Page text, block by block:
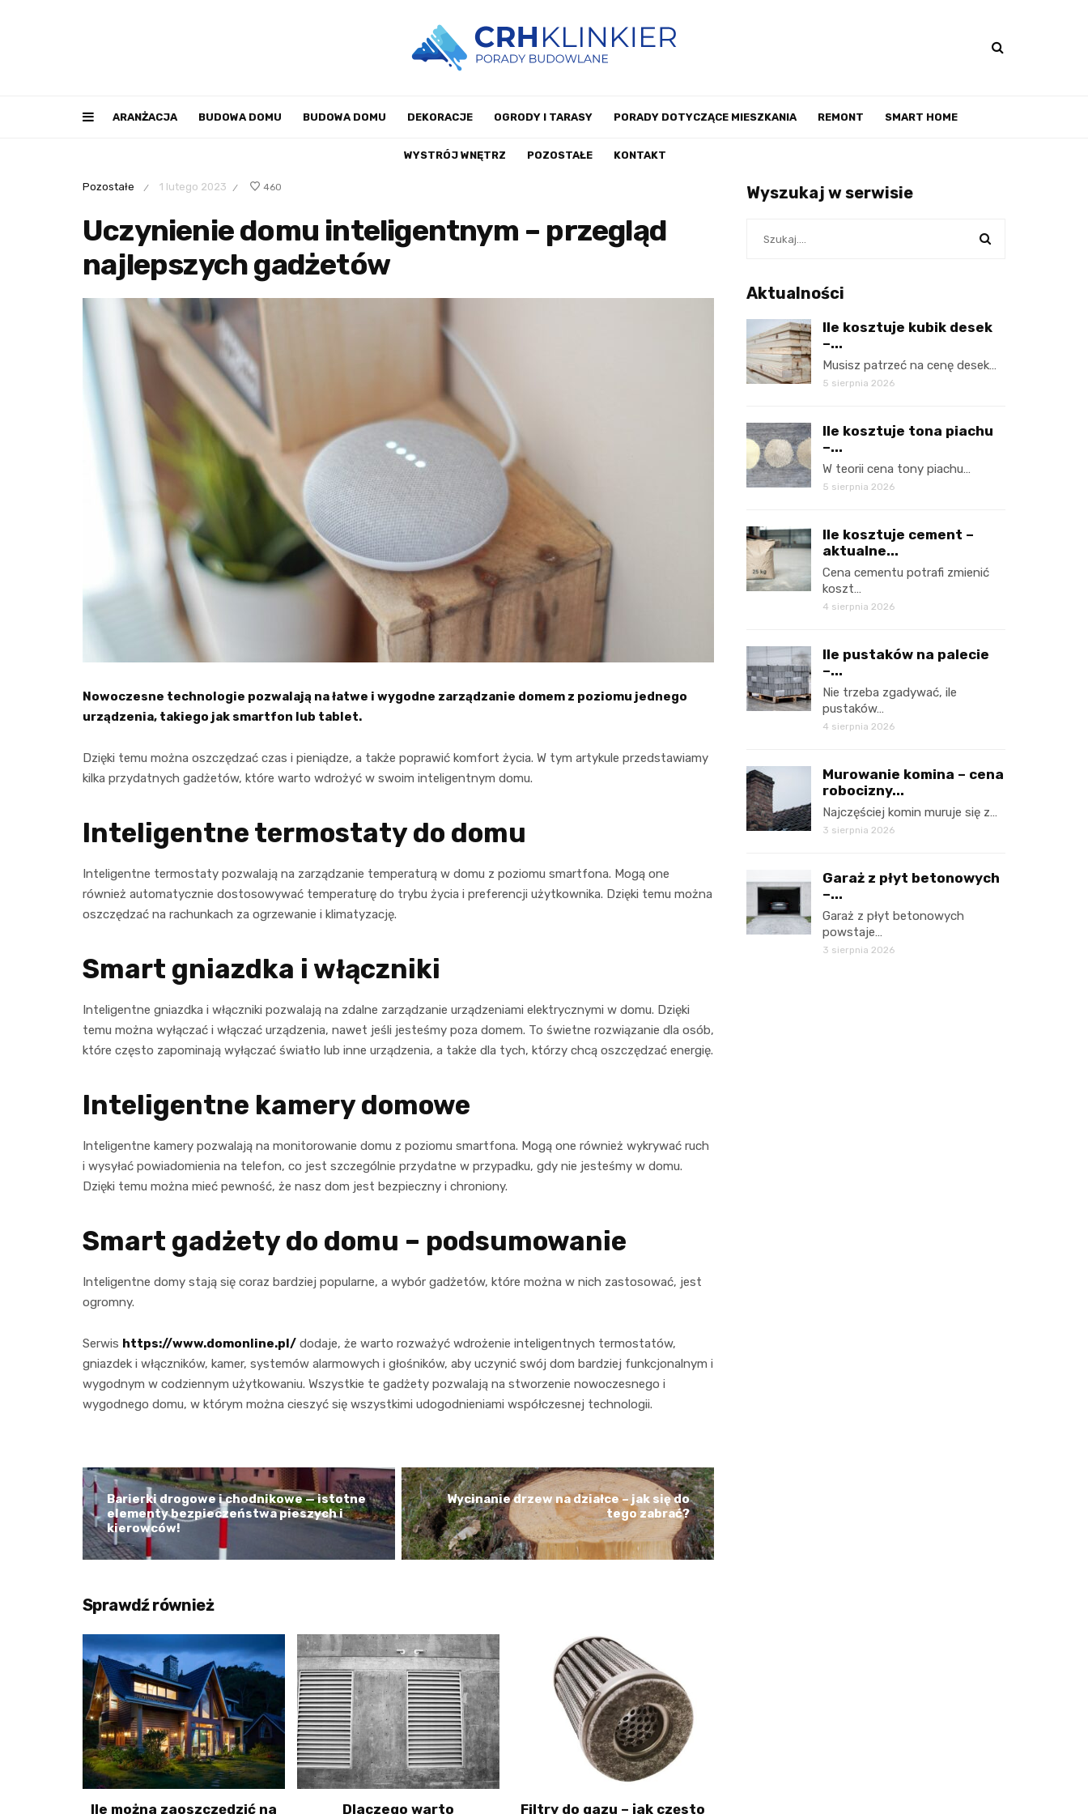
ARANŻACJA BUDOWA DOMU BUDOWA DOMU DEKORACJE OGRODY I TARASY PORADY DOTYCZĄCE MIESZKANIA REMONT SMART HOME
WYSTRÓJ WNĘTRZ POZOSTAŁE KONTAKT
Pozostałe / 1 lutego 2023 / 460
Uczynienie domu inteligentnym – przegląd
najlepszych gadżetów
Nowoczesne technologie pozwalają na łatwe i wygodne zarządzanie domem z poziomu jednego
urządzenia, takiego jak smartfon lub tablet.
Dzięki temu można oszczędzać czas i pieniądze, a także poprawić komfort życia. W tym artykule przedstawiamy
kilka przydatnych gadżetów, które warto wdrożyć w swoim inteligentnym domu.
Inteligentne termostaty do domu
Inteligentne termostaty pozwalają na zarządzanie temperaturą w domu z poziomu smartfona. Mogą one
również automatycznie dostosowywać temperaturę do trybu życia i preferencji użytkownika. Dzięki temu można
oszczędzać na rachunkach za ogrzewanie i klimatyzację.
Smart gniazdka i włączniki
Inteligentne gniazdka i włączniki pozwalają na zdalne zarządzanie urządzeniami elektrycznymi w domu. Dzięki
temu można wyłączać i włączać urządzenia, nawet jeśli jesteśmy poza domem. To świetne rozwiązanie dla osób,
które często zapominają wyłączać światło lub inne urządzenia, a także dla tych, którzy chcą oszczędzać energię.
Inteligentne kamery domowe
Inteligentne kamery pozwalają na monitorowanie domu z poziomu smartfona. Mogą one również wykrywać ruch
i wysyłać powiadomienia na telefon, co jest szczególnie przydatne w przypadku, gdy nie jesteśmy w domu.
Dzięki temu można mieć pewność, że nasz dom jest bezpieczny i chroniony.
Smart gadżety do domu – podsumowanie
Inteligentne domy stają się coraz bardziej popularne, a wybór gadżetów, które można w nich zastosować, jest
ogromny.
Serwis https://www.domonline.pl/ dodaje, że warto rozważyć wdrożenie inteligentnych termostatów,
gniazdek i włączników, kamer, systemów alarmowych i głośników, aby uczynić swój dom bardziej funkcjonalnym i
wygodnym w codziennym użytkowaniu. Wszystkie te gadżety pozwalają na stworzenie nowoczesnego i
wygodnego domu, w którym można cieszyć się wszystkimi udogodnieniami współczesnej technologii.
Barierki drogowe i chodnikowe — istotne
elementy bezpieczeństwa pieszych i
kierowców!
Wycinanie drzew na działce – jak się do
tego zabrać?
Sprawdź również
Ile można zaoszczędzić na Dlaczego warto Filtry do gazu – jak często
Wyszukaj w serwisie
Aktualności
Ile kosztuje kubik desek
–...
Musisz patrzeć na cenę desek…
5 sierpnia 2026
Ile kosztuje tona piachu
–...
W teorii cena tony piachu…
5 sierpnia 2026
Ile kosztuje cement –
aktualne...
Cena cementu potrafi zmienić
koszt…
4 sierpnia 2026
Ile pustaków na palecie
–...
Nie trzeba zgadywać, ile
pustaków…
4 sierpnia 2026
Murowanie komina – cena
robocizny...
Najczęściej komin muruje się z…
3 sierpnia 2026
Garaż z płyt betonowych
–...
Garaż z płyt betonowych
powstaje…
3 sierpnia 2026